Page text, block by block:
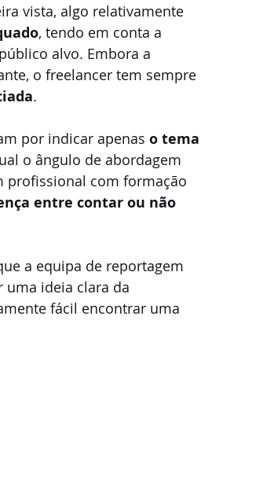
vista, algo relativamente
, tendo em conta a
alvo. Embora a
o freelancer tem sempre
.
por indicar apenas o tema
o ângulo de abordagem
profissional com formação
entre contar ou não
a equipa de reportagem
uma ideia clara da
fácil encontrar uma